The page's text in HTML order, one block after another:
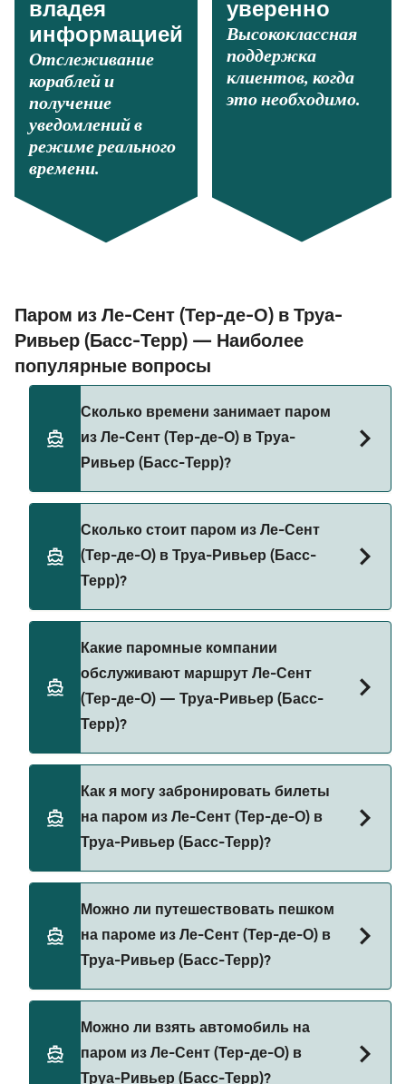
владея
информацией
Отслеживание
кораблей и
получение
уведомлений в
режиме реального
времени.
уверенно
Высококлассная
поддержка
клиентов, когда
это необходимо.
Паром из Ле-Сент (Тер-де-О) в Труа-
Ривьер (Басс-Терр) — Наиболее
популярные вопросы
Сколько времени занимает паром
из Ле-Сент (Тер-де-О) в Труа-
Ривьер (Басс-Терр)?
де-О) в Труа-Ривьер (Басс-Терр) составляет
примерно 25 мин. Длительность рейса может
меняться в зависимости от сезона и оператора,
поэтому рекомендуется проверить актуальную
Сколько стоит паром из Ле-Сент
(Тер-де-О) в Труа-Ривьер (Басс-
Терр)?
Труа-Ривьер (Басс-Терр) может меняться в
зависимости от сезона. Средняя цена парома из
Ле-Сент (Тер-де-О) в Труа-Ривьер (Басс-Терр)
составляет 55₽. Цена указана без учета сборов
за бронирование.
Какие паромные компании
обслуживают маршрут Ле-Сент
(Тер-де-О) — Труа-Ривьер (Басс-
Терр)?
операторов на маршруте Ле-Сент (Тер-де-О) —
Труа-Ривьер (Басс-Терр). Это:
Как я могу забронировать билеты
на паром из Ле-Сент (Тер-де-О) в
Труа-Ривьер (Басс-Терр)?
Труа-Ривьер (Басс-Терр) через наш поиск
сделок и посетите нашу страницу предложений,
чтобы увидеть последние акции на паромы.
Можно ли путешествовать пешком
на пароме из Ле-Сент (Тер-де-О) в
Труа-Ривьер (Басс-Терр)?
(Басс-Терр) с
Можно ли взять автомобиль на
паром из Ле-Сент (Тер-де-О) в
Труа-Ривьер (Басс-Терр)?